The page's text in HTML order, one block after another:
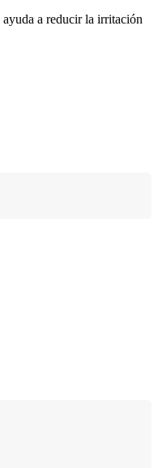
a reducir la irritación